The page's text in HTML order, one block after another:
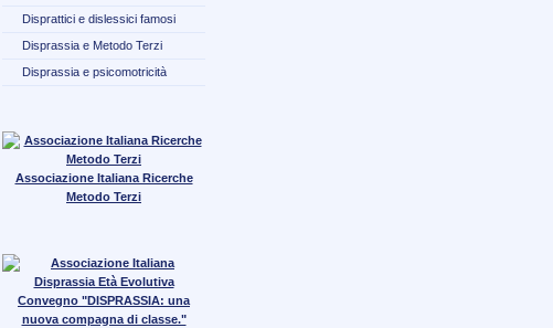
Disprattici e dislessici famosi
Disprassia e Metodo Terzi
Disprassia e psicomotricità
Associazione Italiana Ricerche
Metodo Terzi
Convegno "DISPRASSIA: una
nuova compagna di classe."